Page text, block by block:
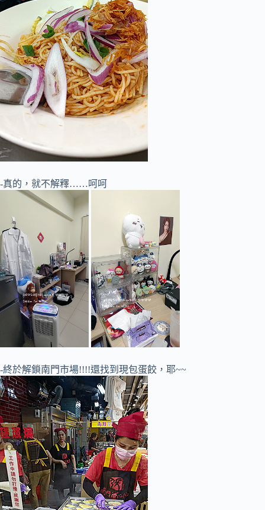
-真的，就不解釋……呵呵
-終於解鎖南門市場!!!!還找到現包蛋餃，耶~~